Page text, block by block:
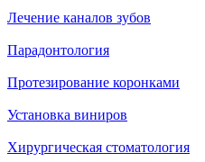
Лечение каналов зубов
Парадонтология
Протезирование коронками
Установка виниров
Хирургическая стоматология